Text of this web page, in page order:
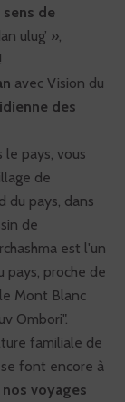
sens de
ulug’ »,
avec Vision du
des
le pays, vous
de
du pays, dans
de
est l'un
pays, proche de
Mont Blanc
Ombori".
familiale de
font encore à
voyages